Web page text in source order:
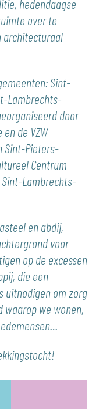
hedendaagse
over te
architecturaal
Sint-
Lambrechts-
door
de VZW
Sint-Pieters-
Centrum
Sint-Lambrechts-
en abdij,
voor
op de excessen
die een
uitnodigen om zorg
we wonen,